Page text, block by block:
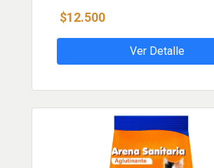
$12.500
Ver Detalle